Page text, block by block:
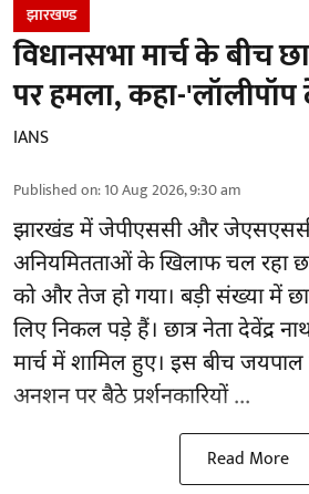
झारखण्‍ड
विधानसभा मार्च के बीच
पर हमला, कहा-
IANS
Published on:10 Aug 2026, 9:30 am
झारखंड मेंजेपीएससी और
अनियमितताओं के खिलाफ चल रहा
को और तेज हो गया। बड़ी संख्या में
लिए निकल पड़े हैं। छात्र नेता देवेंद्र
मार्च में शामिल हुए। इस बीच
अनशन पर बैठे प्रर्शनकारियों ...
Read More